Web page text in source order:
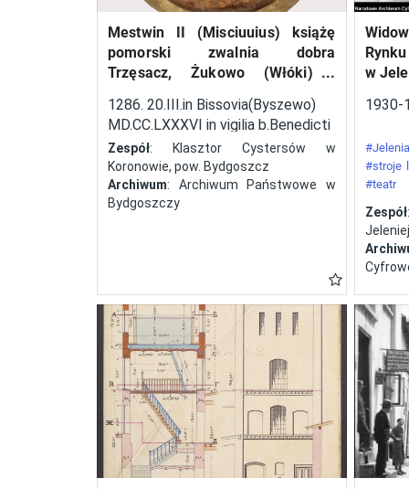
techniczny konstrukcji
startujących w zawodach
samolotów. Ponadto
przeprowadzano próby
zużycia paliwa, szybkiego
uruchomienia silnika,
oceniano czas i sposób
składania i rozkładania
1934. W zawodach brały
także udział panie. Polscy
lotnicy zadebiutowali
podczas zawodów w roku
1930. Była to druga pod
względem liczebności
ekipa (12 załóg),
startująca wyłącznie na
Mestwin II (Misciuuius) książę
pomorski zwalnia dobra
Trzęsacz, Żukowo (Włóki) i
Dobrcz w kasztelanii
wyszogrodzkiej, należące do
klasztoru cystersów w
1286. 20.III.in Bissovia(Byszewo)
MD.CC.LXXXVI in vigilia b.Benedicti
abbatos.
Zespół: Klasztor Cystersów w
Koronowie, pow. Bydgoszcz
Archiwum: Archiwum Państwowe w
Bydgoszczy
w
1930-
#stroje
#teatr
Zespół